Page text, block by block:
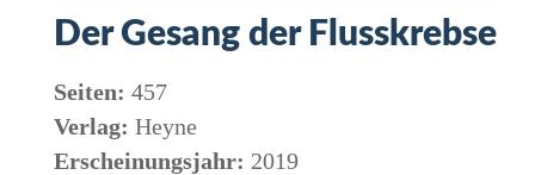
Der Gesang der Flusskrebse
Seiten: 457
Verlag: Heyne
Erscheinungsjahr: 2019